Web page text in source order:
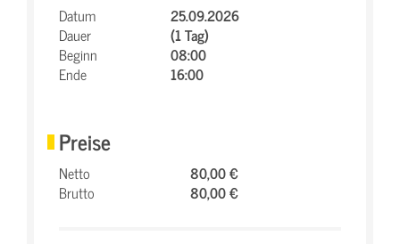
Datum
25.09.2026
Dauer
(1 Tag)
Beginn
08:00
Ende
16:00
Preise
Netto
80,00 €
Brutto
80,00 €